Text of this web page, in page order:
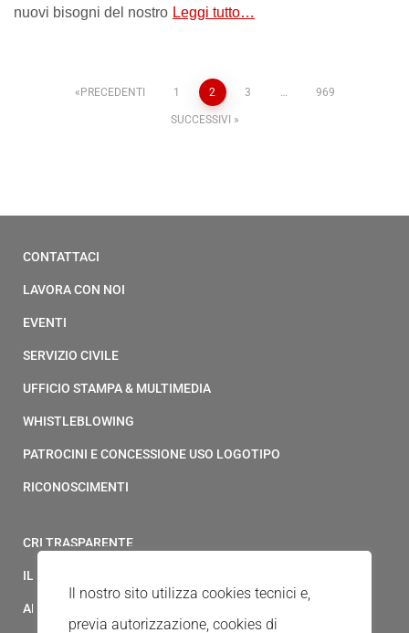
nuovi bisogni del nostro Leggi tutto…
PRECEDENTI 1 2 3 969
SUCCESSIVI
CONTATTACI
LAVORA CON NOI
EVENTI
SERVIZIO CIVILE
UFFICIO STAMPA & MULTIMEDIA
WHISTLEBLOWING
PATROCINI E CONCESSIONE USO LOGOTIPO
RICONOSCIMENTI
CRI TRASPARENTE
IL MODELLO 231 DELLA CROCE ROSSA ITALIANA
ALBO FORNITORI
Il nostro sito utilizza cookies tecnici e,
previa autorizzazione, cookies di